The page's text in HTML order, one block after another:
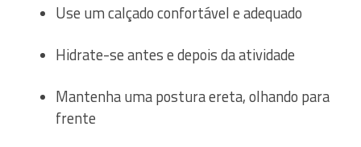
Use um calçado confortável e adequado
Hidrate-se antes e depois da atividade
Mantenha uma postura ereta, olhando para
frente